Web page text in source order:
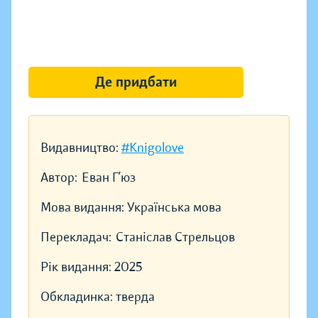
Видавництво: #Knigolove
Автор: Еван Г’юз
Мова видання: Українська мова
Перекладач: Станіслав Стрельцов
Рік видання: 2025
Обкладинка: тверда
Де придбати